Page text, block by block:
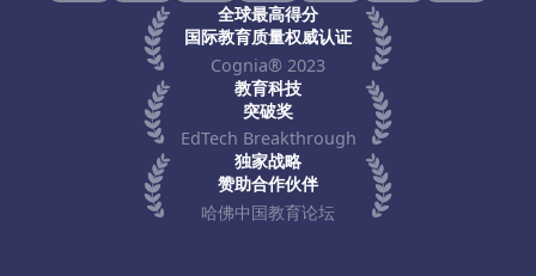
全球最高得分
国际教育质量权威认证
Cognia® 2023
教育科技
突破奖
EdTech Breakthrough
独家战略
赞助合作伙伴
哈佛中国教育论坛